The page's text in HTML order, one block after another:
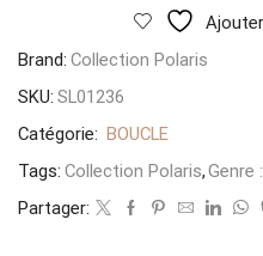
Brand: Collection Polaris
SKU: SL01236
Catégorie: BOUCLE
Tags: Collection Polaris,Genre
Partager: